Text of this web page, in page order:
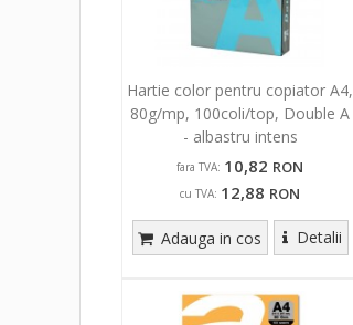
Hartie color pentru copiator A4,
80g/mp, 100coli/top, Double A
- albastru intens
fara TVA: 10,82 RON
cu TVA: 12,88 RON
Adauga in cos Detalii